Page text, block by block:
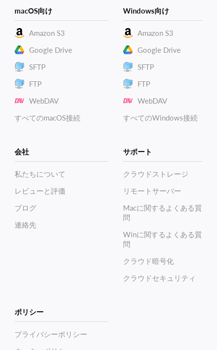
macOS向け
Amazon S3
Google Drive
SFTP
FTP
WebDAV
すべてのmacOS接続
Windows向け
Amazon S3
Google Drive
SFTP
FTP
WebDAV
すべてのWindows接続
会社
私たちについて
レビューと評価
ブログ
連絡先
サポート
クラウドストレージ
リモートサーバー
Macに関するよくある質
問
Winに関するよくある質
問
クラウド暗号化
クラウドセキュリティ
ポリシー
プライバシーポリシー